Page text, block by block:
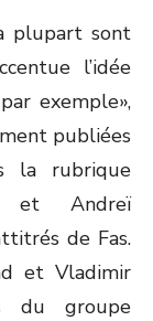
plupart sont
l’idée
exemple»,
publiées
la rubrique
et Andreï
de Fas.
et Vladimir
du groupe